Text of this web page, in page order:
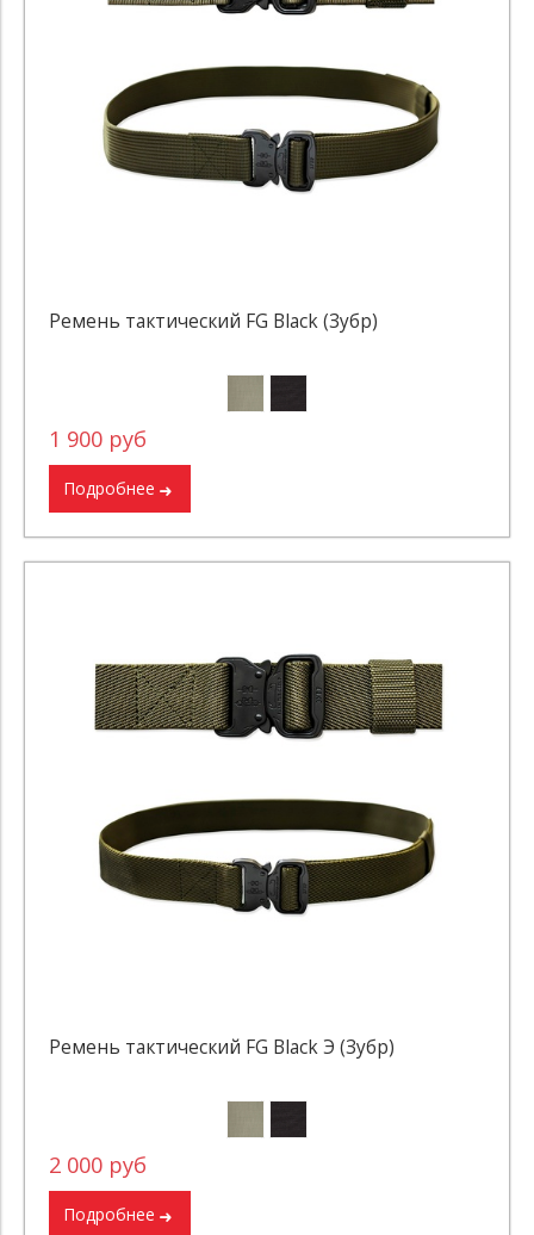
Ремень тактический FG Black (Зубр)
1 900 руб
Подробнее
Ремень тактический FG Black Э (Зубр)
2 000 руб
Подробнее